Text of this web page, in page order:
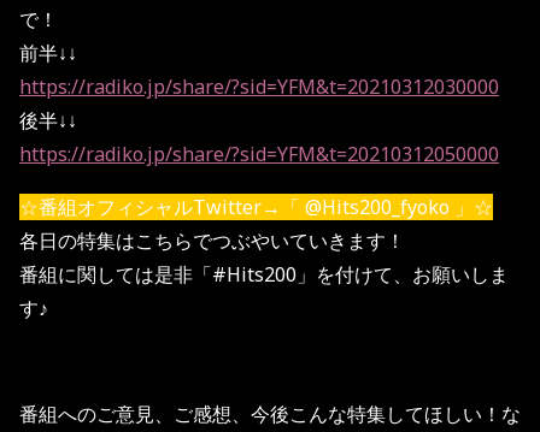
で！
前半↓↓
https://radiko.jp/share/?sid=YFM&t=20210312030000
後半↓↓
https://radiko.jp/share/?sid=YFM&t=20210312050000
☆番組オフィシャルTwitter→「 @Hits200_fyoko 」☆
各日の特集はこちらでつぶやいていきます！
番組に関しては是非「#Hits200」を付けて、お願いしま
す♪
番組へのご意見、ご感想、今後こんな特集してほしい！な